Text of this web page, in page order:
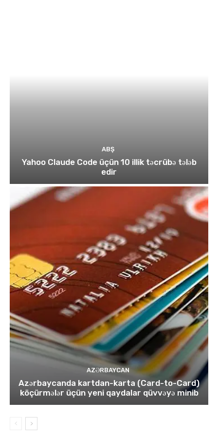
ABŞ
Yahoo Claude Code üçün 10 illik təcrübə tələb
edir
AZƏRBAYCAN
Azərbaycanda kartdan-karta (Card-to-Card)
köçürmələr üçün yeni qaydalar qüvvəyə minib